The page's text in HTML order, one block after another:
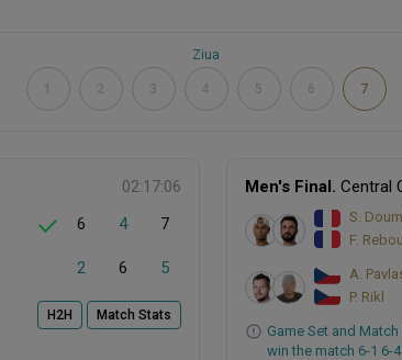
Ziua
1 2 3 4 5 6 7
02:17:06
6 4 7
2 6 5
H2H Match Stats
Men's Final. Central
S.
F. Reboul
A.
P. Rikl
Game Set and
win the match 6-1 6-4 .